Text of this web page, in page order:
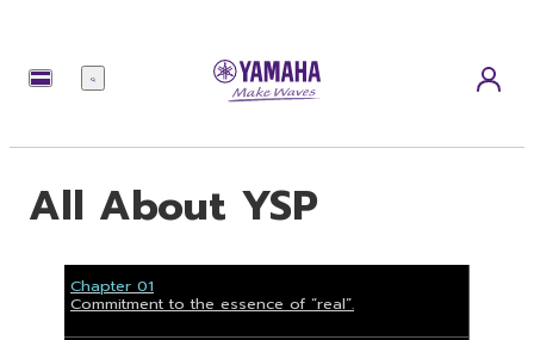
เมนู
All About YSP
Chapter 01
Commitment to the essence of “real”.